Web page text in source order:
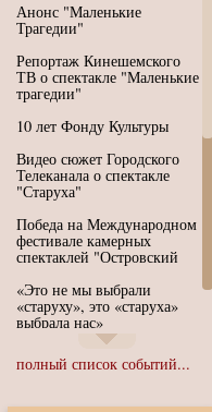
Анонс "Маленькие
Трагедии"
Репортаж Кинешемского
ТВ о спектакле "Маленькие
трагедии"
10 лет Фонду Культуры
Видео сюжет Городского
Телеканала о спектакле
"Старуха"
Победа на Международном
фестивале камерных
спектаклей "Островский
«Это не мы выбрали
«старуху», это «старуха»
выбрала нас»
Иммерсивный спектакль
"Язык чистого полета
полный список событий...